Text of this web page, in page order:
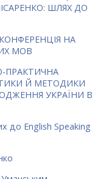
ШЛЯХ ДО
НА
МОВ
ПРАКТИЧНА
Й МЕТОДИКИ
УКРАЇНИ В
до English Speaking